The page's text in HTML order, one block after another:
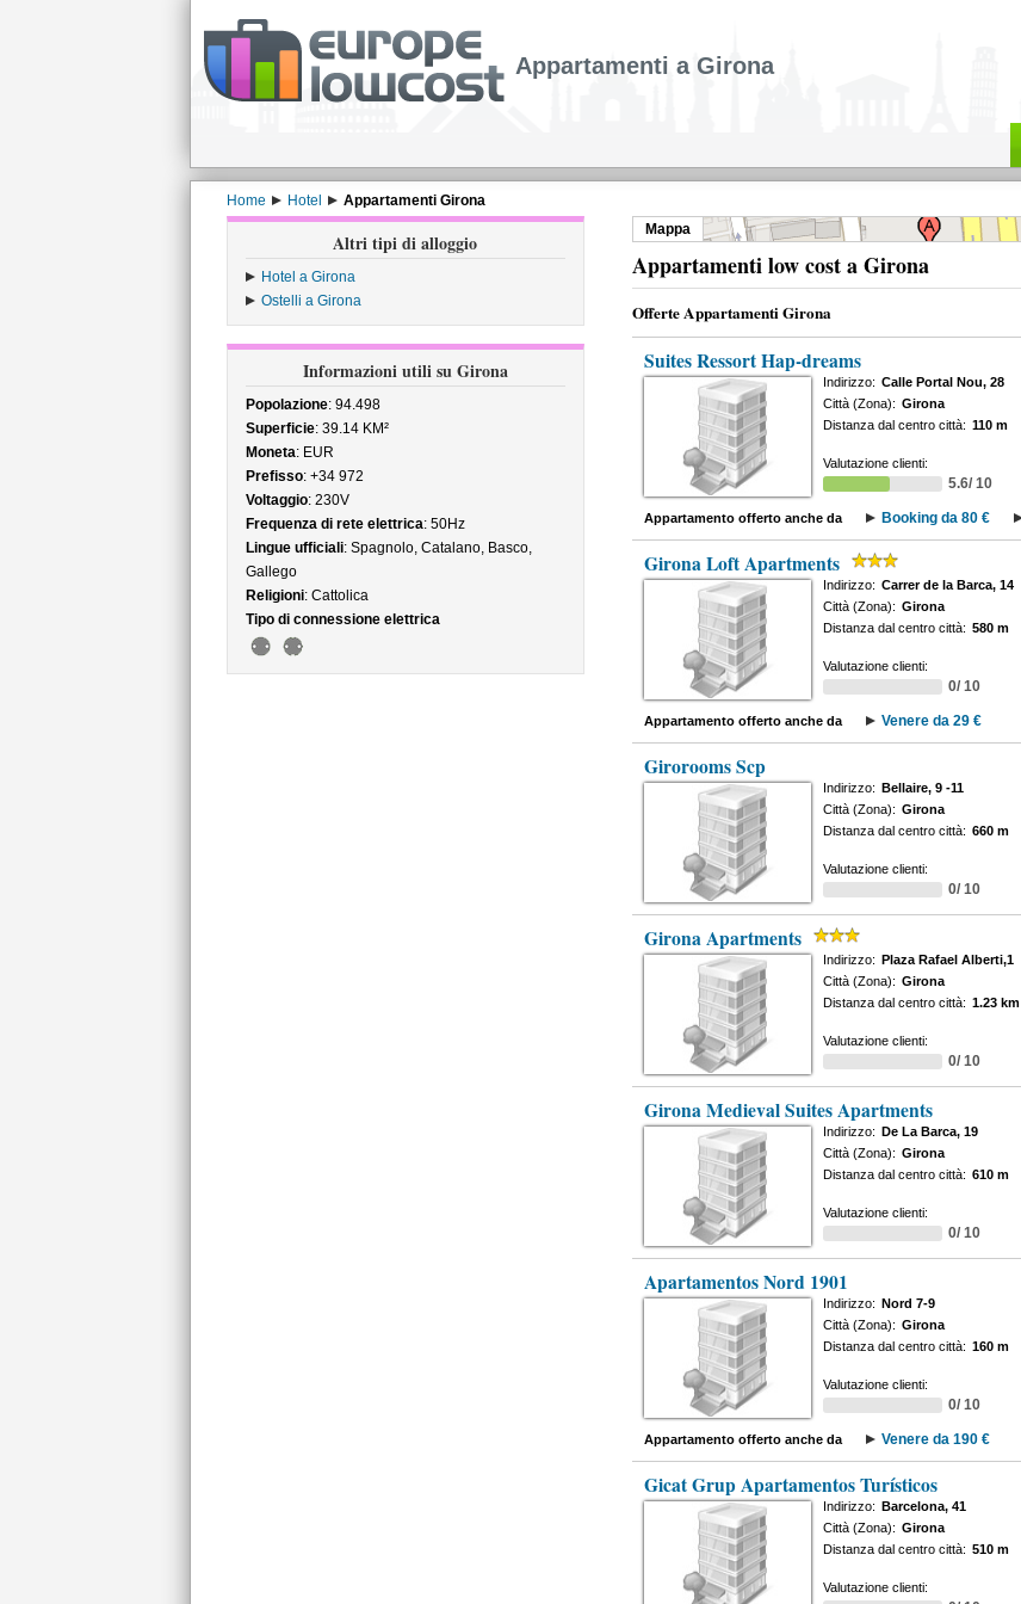
Appartamenti a Girona
Home Hotel Appartamenti Girona
Altri tipi di alloggio
Hotel a Girona
Ostelli a Girona
Informazioni utili su Girona
Popolazione: 94.498
Superficie: 39.14 KM²
Moneta: EUR
Prefisso: +34 972
Voltaggio: 230V
Frequenza di rete elettrica: 50Hz
Lingue ufficiali: Spagnolo, Catalano, Basco,
Gallego
Religioni: Cattolica
Tipo di connessione elettrica
Mappa
Appartamenti low cost a Girona
Offerte Appartamenti Girona
Suites Ressort Hap-dreams
Indirizzo: Calle Portal Nou, 28
Città (Zona): Girona
Distanza dal centro città: 110 m
Valutazione clienti:
5.6/ 10
Appartamento offerto anche da Booking da 80 €
Girona Loft Apartments
Indirizzo: Carrer de la Barca, 14
Città (Zona): Girona
Distanza dal centro città: 580 m
Valutazione clienti:
0/ 10
Appartamento offerto anche da Venere da 29 €
Girorooms Scp
Indirizzo: Bellaire, 9 -11
Città (Zona): Girona
Distanza dal centro città: 660 m
Valutazione clienti:
0/ 10
Girona Apartments
Indirizzo: Plaza Rafael Alberti,1
Città (Zona): Girona
Distanza dal centro città: 1.23 km
Valutazione clienti:
0/ 10
Girona Medieval Suites Apartments
Indirizzo: De La Barca, 19
Città (Zona): Girona
Distanza dal centro città: 610 m
Valutazione clienti:
0/ 10
Apartamentos Nord 1901
Indirizzo: Nord 7-9
Città (Zona): Girona
Distanza dal centro città: 160 m
Valutazione clienti:
0/ 10
Appartamento offerto anche da Venere da 190 €
Gicat Grup Apartamentos Turísticos
Indirizzo: Barcelona, 41
Città (Zona): Girona
Distanza dal centro città: 510 m
Valutazione clienti: